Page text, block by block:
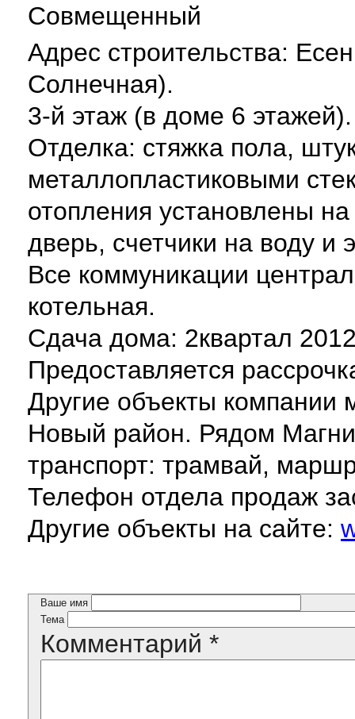
Совмещенный
Адрес строительства:
Солнечная).
3-й этаж (в доме 6
Отделка: стяжка пола,
металлопластиковыми
отопления установлены
дверь, счетчики на воду и
Все коммуникации
котельная.
Сдача дома: 2квартал
Предоставляется
Другие объекты компании
Новый район. Рядом
транспорт: трамвай,
Телефон отдела продаж
Другие объекты на сайте:
Ваше имя
Тема
Комментарий *